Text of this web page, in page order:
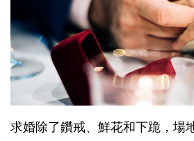
求婚除了鑽戒、鮮花和下跪，場